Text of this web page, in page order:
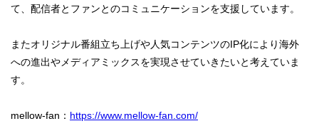
て、配信者とファンとのコミュニケーションを支援しています。
またオリジナル番組立ち上げや人気コンテンツのIP化により海外
への進出やメディアミックスを実現させていきたいと考えていま
す。
mellow-fan： https://www.mellow-fan.com/